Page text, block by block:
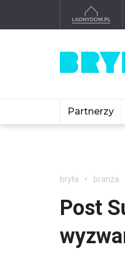
Partnerzy
bryła branża
Post